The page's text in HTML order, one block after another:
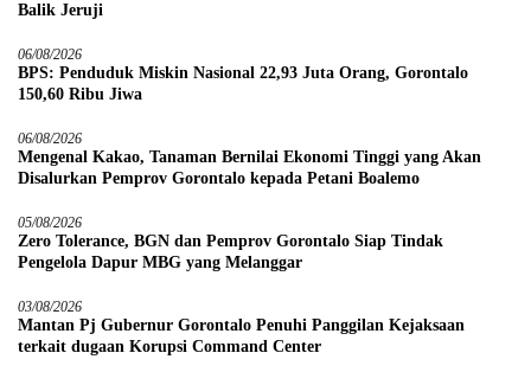
Balik Jeruji
06/08/2026
BPS: Penduduk Miskin Nasional 22,93 Juta Orang, Gorontalo
150,60 Ribu Jiwa
06/08/2026
Mengenal Kakao, Tanaman Bernilai Ekonomi Tinggi yang Akan
Disalurkan Pemprov Gorontalo kepada Petani Boalemo
05/08/2026
Zero Tolerance, BGN dan Pemprov Gorontalo Siap Tindak
Pengelola Dapur MBG yang Melanggar
03/08/2026
Mantan Pj Gubernur Gorontalo Penuhi Panggilan Kejaksaan
terkait dugaan Korupsi Command Center